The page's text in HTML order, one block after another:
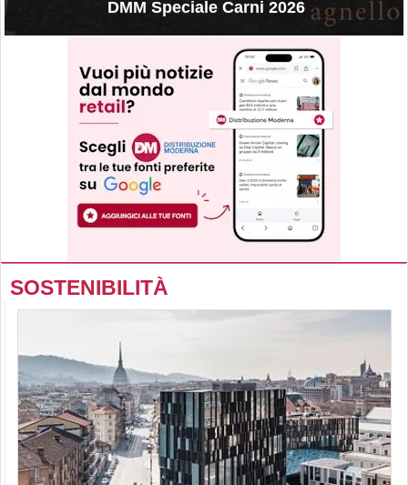
DMM Speciale Carni 2026
SOSTENIBILITÀ